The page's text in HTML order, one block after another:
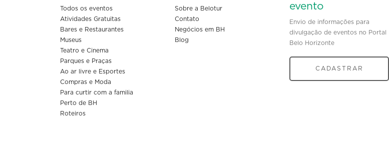
Todos os eventos
Atividades Gratuitas
Bares e Restaurantes
Museus
Teatro e Cinema
Parques e Praças
Ao ar livre e Esportes
Compras e Moda
Para curtir com a familia
Perto de BH
Roteiros
Sobre a Belotur
Contato
Negócios em BH
Blog
evento
Envio de informações para
divulgação de eventos no Portal
Belo Horizonte
CADASTRAR